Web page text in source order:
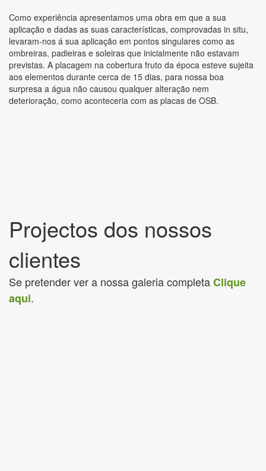
Como experiência apresentamos uma obra em que a sua
aplicação e dadas as suas características, comprovadas in situ,
levaram-nos á sua aplicação em pontos singulares como as
ombreiras, padieiras e soleiras que inicialmente não estavam
previstas. A placagem na cobertura fruto da época esteve sujeita
aos elementos durante cerca de 15 dias, para nossa boa
surpresa a água não causou qualquer alteração nem
deterioração, como aconteceria com as placas de OSB.
Projectos dos nossos
clientes
Se pretender ver a nossa galeria completaClique
aqui.